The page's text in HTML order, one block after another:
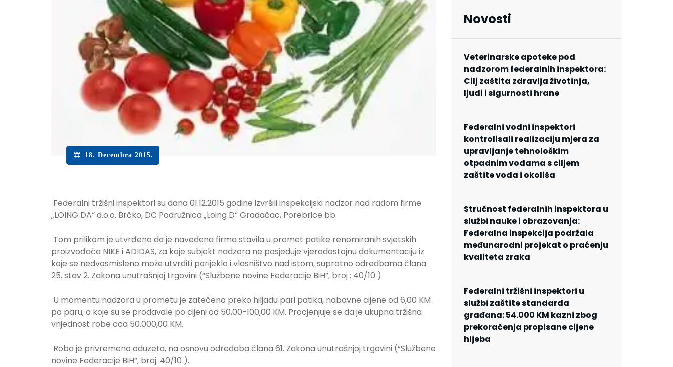
18. Decembra 2015.
Federalni tržišni inspektori su dana 01.12.2015 godine izvršili inspekcijski nadzor nad radom firme
„LOING DA“ d.o.o. Brčko, DC Podružnica „Loing D“ Gradačac, Porebrice bb.
Tom prilikom je utvrđeno da je navedena firma stavila u promet patike renomiranih svjetskih
proizvođača NIKE i ADIDAS, za koje subjekt nadzora ne posjeduje vjerodostojnu dokumentaciju iz
koje se nedvosmisleno može utvrditi porijeklo i vlasništvo nad istom, suprotno odredbama člana
25. stav 2. Zakona unutrašnjoj trgovini (“Službene novine Federacije BiH”, broj : 40/10 ).
U momentu nadzora u prometu je zatečeno preko hiljadu pari patika, nabavne cijene od 6,00 KM
po paru, a koje su se prodavale po cijeni od 50,00-100,00 KM. Procjenjuje se da je ukupna tržišna
vrijednost robe cca 50.000,00 KM.
Roba je privremeno oduzeta, na osnovu odredaba člana 61. Zakona unutrašnjoj trgovini (“Službene
novine Federacije BiH”, broj: 40/10 ).
Novosti
Veterinarske apoteke pod
nadzorom federalnih inspektora:
Cilj zaštita zdravlja životinja,
ljudi i sigurnosti hrane
Federalni vodni inspektori
kontrolisali realizaciju mjera za
upravljanje tehnološkim
otpadnim vodama s ciljem
zaštite voda i okoliša
Stručnost federalnih inspektora u
službi nauke i obrazovanja:
Federalna inspekcija podržala
međunarodni projekat o praćenju
kvaliteta zraka
Federalni tržišni inspektori u
službi zaštite standarda
građana: 54.000 KM kazni zbog
prekoračenja propisane cijene
hljeba